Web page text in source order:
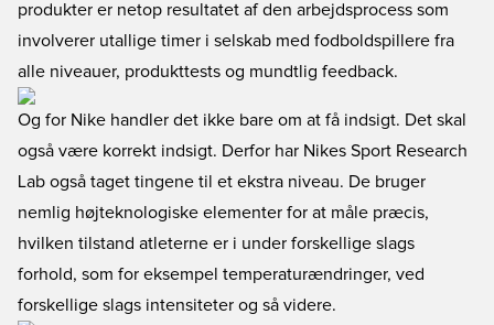
produkter er netop resultatet af den arbejdsprocess som
involverer utallige timer i selskab med fodboldspillere fra
alle niveauer, produkttests og mundtlig feedback.
Og for Nike handler det ikke bare om at få indsigt. Det skal
også være korrekt indsigt. Derfor har Nikes Sport Research
Lab også taget tingene til et ekstra niveau. De bruger
nemlig højteknologiske elementer for at måle præcis,
hvilken tilstand atleterne er i under forskellige slags
forhold, som for eksempel temperaturændringer, ved
forskellige slags intensiteter og så videre.